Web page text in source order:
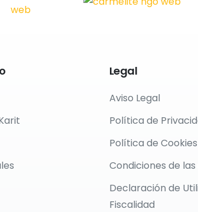
Legal
Aviso Legal
Política de
Política de Cookies
Condiciones de
Declaración de
Fiscalidad